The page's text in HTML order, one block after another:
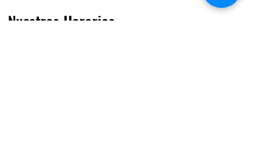
Nuestros Horarios